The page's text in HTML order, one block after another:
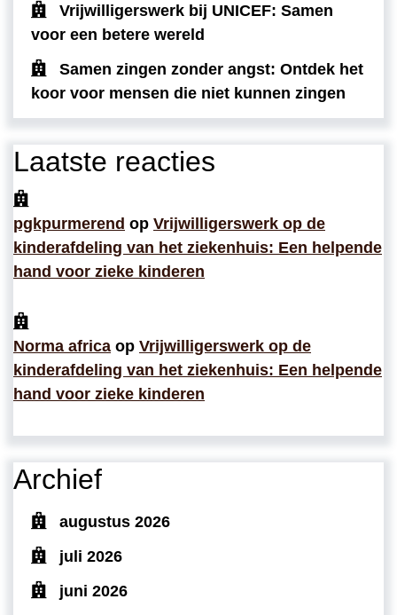
Vrijwilligerswerk bij UNICEF: Samen
voor een betere wereld
Samen zingen zonder angst: Ontdek het
koor voor mensen die niet kunnen zingen
Laatste reacties
pgkpurmerend op Vrijwilligerswerk op de
kinderafdeling van het ziekenhuis: Een helpende
hand voor zieke kinderen
Norma africa op Vrijwilligerswerk op de
kinderafdeling van het ziekenhuis: Een helpende
hand voor zieke kinderen
Archief
augustus 2026
juli 2026
juni 2026